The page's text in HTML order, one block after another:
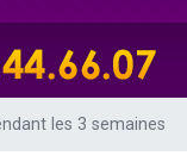
les 3 semaines